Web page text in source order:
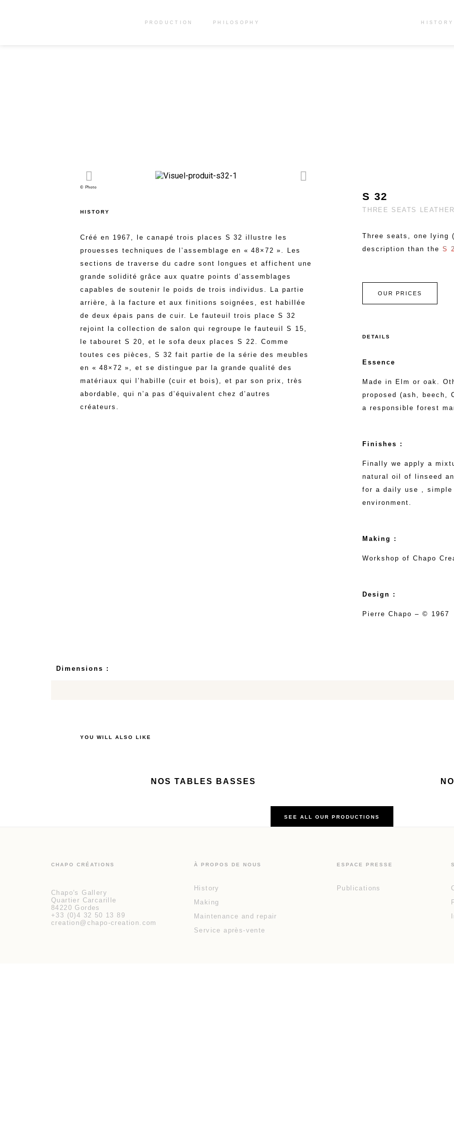
PRODUCTION PHILOSOPHY HISTORY
© Photo
HISTORY
Créé en 1967, le canapé trois places S 32 illustre les
prouesses techniques de l’assemblage en « 48×72 ». Les
sections de traverse du cadre sont longues et affichent une
grande solidité grâce aux quatre points d’assemblages
capables de soutenir le poids de trois individus. La partie
arrière, à la facture et aux finitions soignées, est habillée
de deux épais pans de cuir. Le fauteuil trois place S 32
rejoint la collection de salon qui regroupe le fauteuil S 15,
le tabouret S 20, et le sofa deux places S 22. Comme
toutes ces pièces, S 32 fait partie de la série des meubles
en « 48×72 », et se distingue par la grande qualité des
matériaux qui l’habille (cuir et bois), et par son prix, très
abordable, qui n’a pas d’équivalent chez d’autres
créateurs.
S 32
THREE SEATS
Three seats, one lying
description than theS
OUR PRICES
DETAILS
Essence
Made in Elm or oak.
proposed (ash, beech,
a responsible forest
Finishes :
Finally we apply a
natural oil of linseed
for a daily use ,
environment.
Making :
Workshop of Chapo
Design :
Pierre Chapo – © 1967
Dimensions :
YOU WILL ALSO LIKE
NOS TABLES BASSES
SEE ALL OUR PRODUCTIONS
CHAPO CRÉATIONS
Chapo's Gallery
Quartier Carcarille
84220 Gordes
+33 (0)4 32 50 13 89
creation@chapo-creation.com
À PROPOS DE NOUS
History
Making
Maintenance and repair
Service après-vente
ESPACE PRESSE
Publications